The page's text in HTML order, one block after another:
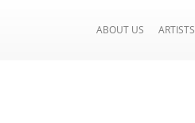
ABOUT US ARTISTS